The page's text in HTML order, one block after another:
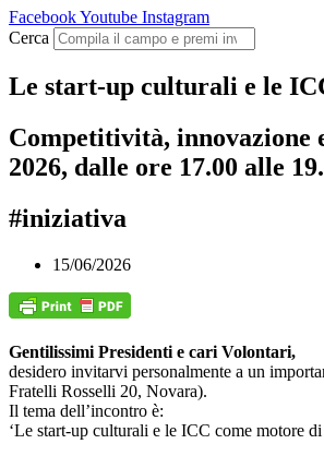
FacebookYoutube Instagram
Cerca
Le start-up culturali e le
Competitività, innovazione
2026, dalle ore 17.00 alle
#iniziativa
15/06/2026
Gentilissimi Presidenti e cari Volontari,
desidero invitarvi personalmente a un
Fratelli Rosselli 20, Novara).
Il tema dell’incontro è:
‘Le start-up culturali e le ICC come motore